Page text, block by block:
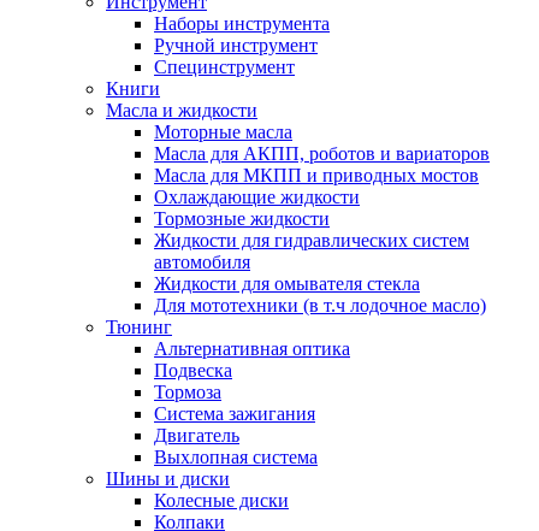
Наборы инструмента
Ручной инструмент
Специнструмент
Книги
Масла и жидкости
Моторные масла
Масла для АКПП, роботов и вариаторов
Масла для МКПП и приводных мостов
Охлаждающие жидкости
Тормозные жидкости
Жидкости для гидравлических систем
автомобиля
Жидкости для омывателя стекла
Для мототехники (в т.ч лодочное масло)
Тюнинг
Альтернативная оптика
Подвеска
Тормоза
Система зажигания
Двигатель
Выхлопная система
Шины и диски
Колесные диски
Колпаки